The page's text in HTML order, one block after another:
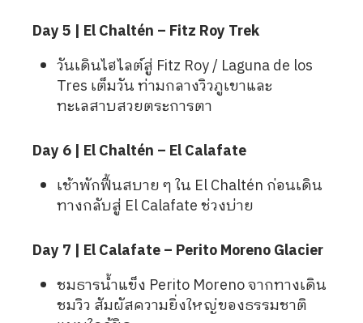
Day 5 | El Chaltén – Fitz Roy Trek
วันเดินไฮไลต์สู่ Fitz Roy / Laguna de los
Tres เต็มวัน ท่ามกลางวิวภูเขาและ
ทะเลสาบสวยตระการตา
Day 6 | El Chaltén – El Calafate
เช้าพักฟื้นสบาย ๆ ใน El Chaltén ก่อนเดิน
ทางกลับสู่ El Calafate ช่วงบ่าย
Day 7 | El Calafate – Perito Moreno Glacier
ชมธารน้ำแข็ง Perito Moreno จากทางเดิน
ชมวิว สัมผัสความยิ่งใหญ่ของธรรมชาติ